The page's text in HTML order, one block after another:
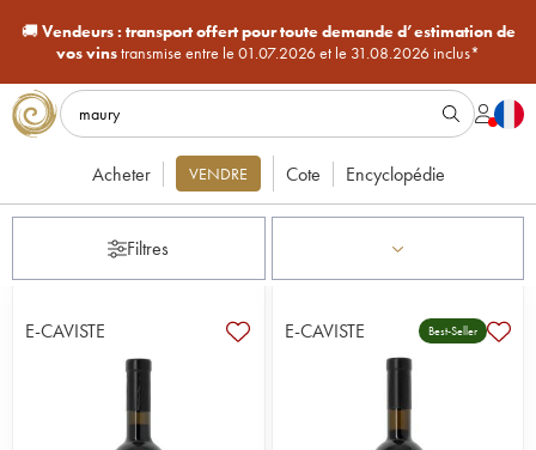
🚚Vendeurs : transport offert pour toute demande d’estimation de
vos vinstransmise entre le 01.07.2026 et le 31.08.2026 inclus*
Acheter VENDRE Cote Encyclopédie
Filtres
E-CAVISTE E-CAVISTE Best-Seller